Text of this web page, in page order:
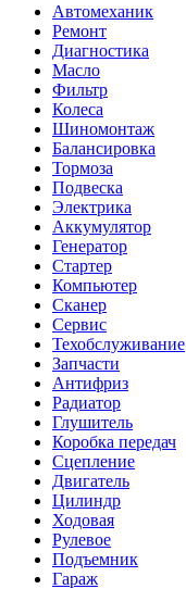
Автомеханик
Ремонт
Диагностика
Масло
Фильтр
Колеса
Шиномонтаж
Балансировка
Тормоза
Подвеска
Электрика
Аккумулятор
Генератор
Стартер
Компьютер
Сканер
Сервис
Техобслуживание
Запчасти
Антифриз
Радиатор
Глушитель
Коробка передач
Сцепление
Двигатель
Цилиндр
Ходовая
Рулевое
Подъемник
Гараж